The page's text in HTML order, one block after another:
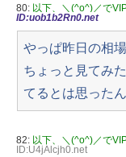
80: 以下、＼(^o^)／で
ID:uob1b2Rn0.net
やっぱ昨日の相
ちょっと見てみ
てるとは思った
82: 以下、＼(^o^)／で
ID:U4jAlcjh0.net